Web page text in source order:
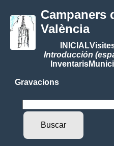
Campaners
València
INICIAL
Introducción
Inventaris
Gravacions